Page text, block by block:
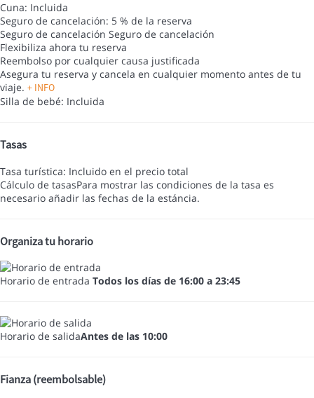
Cuna: Incluida
Seguro de cancelación: 5 % de la reserva
Seguro de cancelación Seguro de cancelación
Flexibiliza ahora tu reserva
Reembolso por cualquier causa justificada
Asegura tu reserva y cancela en cualquier momento antes de tu
viaje. + INFO
Silla de bebé: Incluida
Tasas
Tasa turística: Incluido en el precio total
Cálculo de tasasPara mostrar las condiciones de la tasa es
necesario añadir las fechas de la estáncia.
Organiza tu horario
Horario de entrada Todos los días de 16:00 a 23:45
Horario de salidaAntes de las 10:00
Fianza (reembolsable)